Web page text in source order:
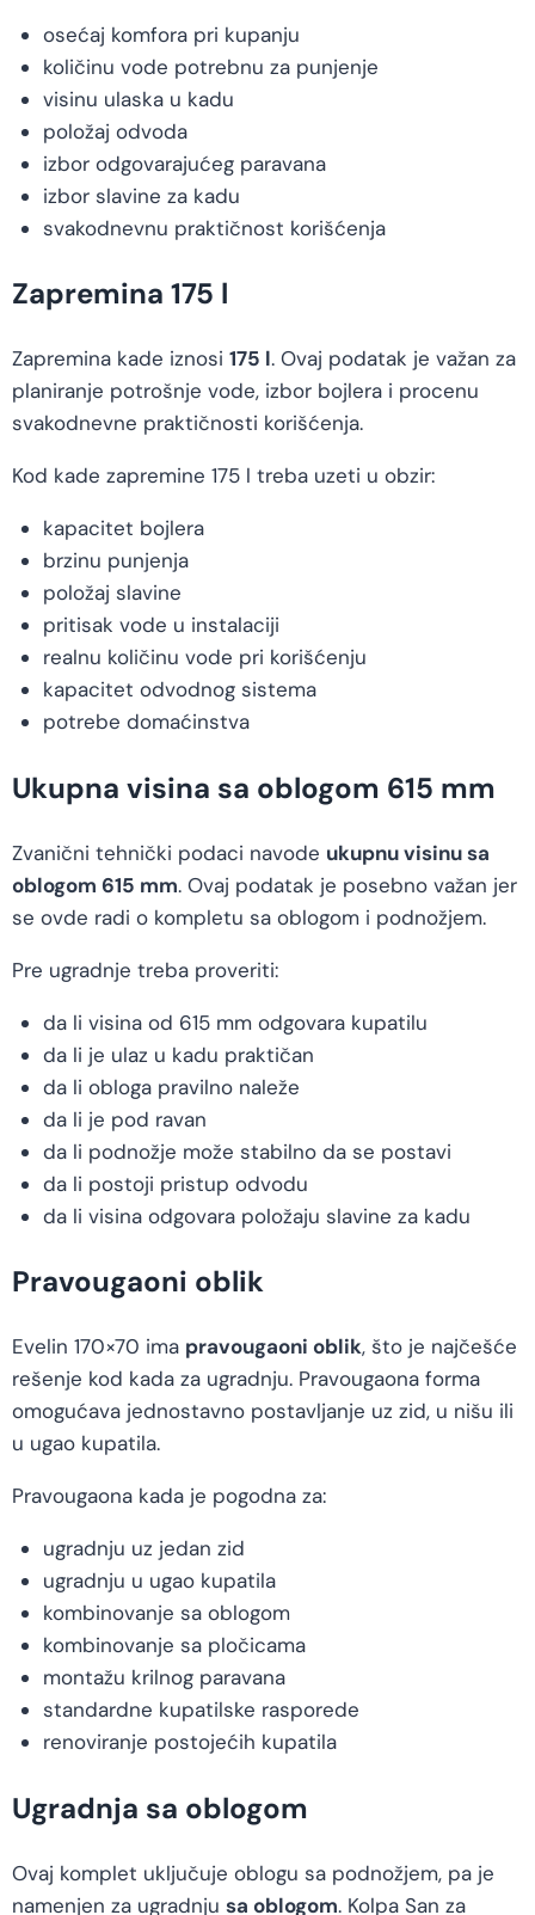
osećaj komfora pri kupanju
količinu vode potrebnu za punjenje
visinu ulaska u kadu
položaj odvoda
izbor odgovarajućeg paravana
izbor slavine za kadu
svakodnevnu praktičnost korišćenja
Zapremina 175 l
Zapremina kade iznosi 175 l. Ovaj podatak je važan za
planiranje potrošnje vode, izbor bojlera i procenu
svakodnevne praktičnosti korišćenja.
Kod kade zapremine 175 l treba uzeti u obzir:
kapacitet bojlera
brzinu punjenja
položaj slavine
pritisak vode u instalaciji
realnu količinu vode pri korišćenju
kapacitet odvodnog sistema
potrebe domaćinstva
Ukupna visina sa oblogom 615 mm
Zvanični tehnički podaci navode ukupnu visinu sa
oblogom 615 mm. Ovaj podatak je posebno važan jer
se ovde radi o kompletu sa oblogom i podnožjem.
Pre ugradnje treba proveriti:
da li visina od 615 mm odgovara kupatilu
da li je ulaz u kadu praktičan
da li obloga pravilno naleže
da li je pod ravan
da li podnožje može stabilno da se postavi
da li postoji pristup odvodu
da li visina odgovara položaju slavine za kadu
Pravougaoni oblik
Evelin 170×70 ima pravougaoni oblik, što je najčešće
rešenje kod kada za ugradnju. Pravougaona forma
omogućava jednostavno postavljanje uz zid, u nišu ili
u ugao kupatila.
Pravougaona kada je pogodna za:
ugradnju uz jedan zid
ugradnju u ugao kupatila
kombinovanje sa oblogom
kombinovanje sa pločicama
montažu krilnog paravana
standardne kupatilske rasporede
renoviranje postojećih kupatila
Ugradnja sa oblogom
Ovaj komplet uključuje oblogu sa podnožjem, pa je
namenjen za ugradnju sa oblogom. Kolpa San za